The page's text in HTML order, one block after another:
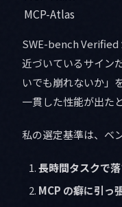
MCP-Atlas
SWE-bench Verified
近づいているサイン
いでも崩れないか」
一貫した性能が出た
私の選定基準は、ベ
長時間タスクで
MCP の癖に引っ